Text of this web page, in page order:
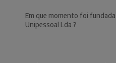
Em que momento foi
Unipessoal Lda.?